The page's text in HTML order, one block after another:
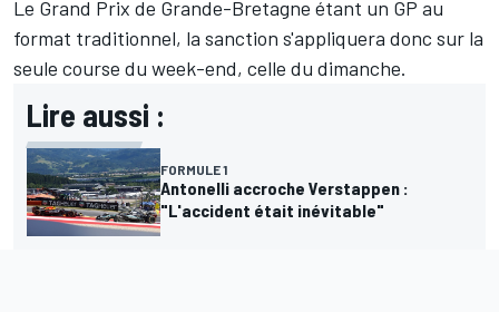
Le Grand Prix de Grande-Bretagne étant un GP au
format traditionnel, la sanction s'appliquera donc sur la
seule course du week-end, celle du dimanche.
Lire aussi :
FORMULE 1
Antonelli accroche Verstappen :
"L'accident était inévitable"